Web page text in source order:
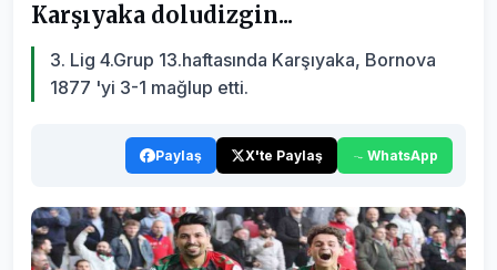
Karşıyaka doludizgin...
3. Lig 4.Grup 13.haftasında Karşıyaka, Bornova
1877 'yi 3-1 mağlup etti.
Paylaş X'te Paylaş WhatsApp